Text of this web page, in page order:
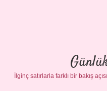
İlginç satırlarla farklı bir bakış